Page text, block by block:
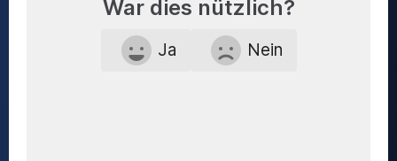
War dies nützlich?
Ja Nein